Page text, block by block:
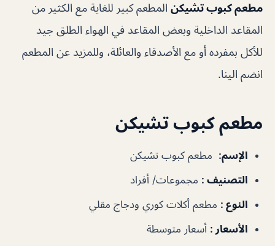
مطعم كبوب تشيكن المطعم كبير للغاية مع الكثير من
المقاعد الداخلية وبعض المقاعد في الهواء الطلق جيد
للأكل بمفرده أو مع الأصدقاء والعائلة، وللمزيد عن المطعم
انضم الينا.
مطعم كبوب تشيكن
الإسم: مطعم كبوب تشيكن
التصنيف : مجموعات/ أفراد
النوع : مطعم أكلات كوري ودجاج مقلي
الأسعار : أسعار متوسطة